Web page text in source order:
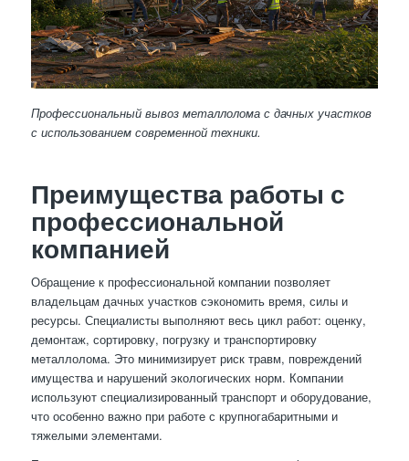
Профессиональный вывоз металлолома с дачных участков
с использованием современной техники.
Преимущества работы с
профессиональной
компанией
Обращение к профессиональной компании позволяет
владельцам дачных участков сэкономить время, силы и
ресурсы. Специалисты выполняют весь цикл работ: оценку,
демонтаж, сортировку, погрузку и транспортировку
металлолома. Это минимизирует риск травм, повреждений
имущества и нарушений экологических норм. Компании
используют специализированный транспорт и оборудование,
что особенно важно при работе с крупногабаритными и
тяжелыми элементами.